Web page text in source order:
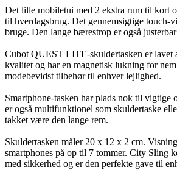
Det lille mobiletui med 2 ekstra rum til kort
til hverdagsbrug. Det gennemsigtige touch-
bruge. Den lange bærestrop er også
Cubot QUEST LITE-skuldertasken er lavet
kvalitet og har en magnetisk lukning for
modebevidst tilbehør til enhver lejlighed.
Smartphone-tasken har plads nok til vigtige
er også multifunktionel som skuldertaske
takket være den lange rem.
Skuldertasken måler 20 x 12 x 2 cm.
smartphones på op til 7 tommer. City Sling
med sikkerhed og er den perfekte gave til